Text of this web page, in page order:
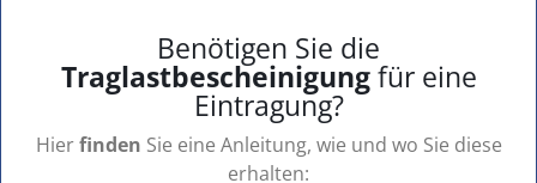
Benötigen Sie die
Traglastbescheinigungfür eine
Eintragung?
Hierfinden Sie eine Anleitung, wie und wo Sie diese
erhalten: